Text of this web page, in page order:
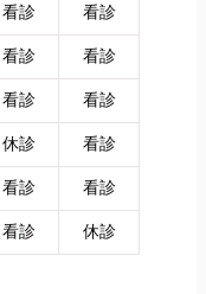
看診
看診
看診
看診
看診
看診
休診
看診
看診
看診
看診 休診